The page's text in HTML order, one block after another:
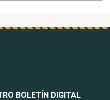
BOLETÍN DIGITAL